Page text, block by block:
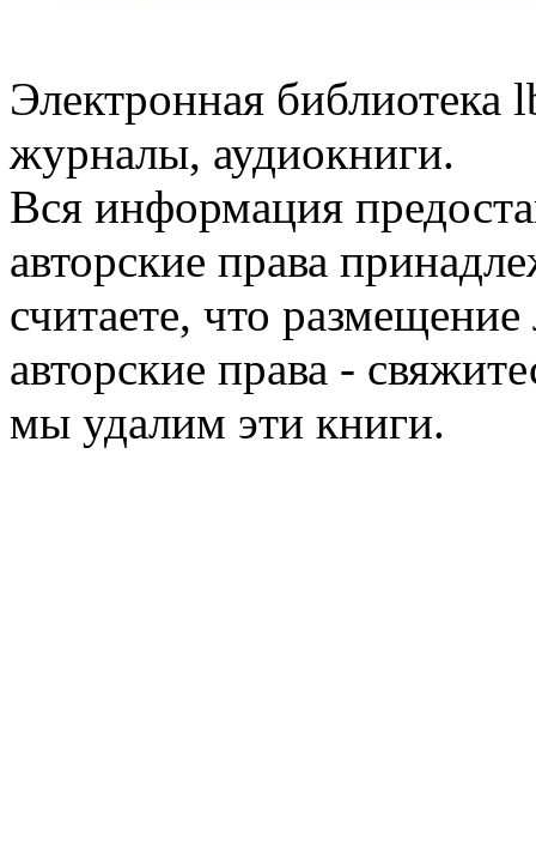
Электронная библиотека
журналы, аудиокниги.
Вся информация
авторские права
считаете, что
авторские права -
мы удалим эти книги.